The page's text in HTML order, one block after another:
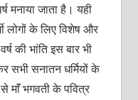
मनाया जाता है। यही
लोगों के लिए विशेष और
की भांति इस बार भी
सभी सनातन धर्मियों के
से माॅं भगवती के पवित्र